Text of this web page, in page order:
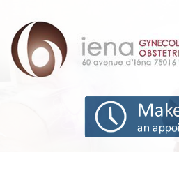
contenu
principal